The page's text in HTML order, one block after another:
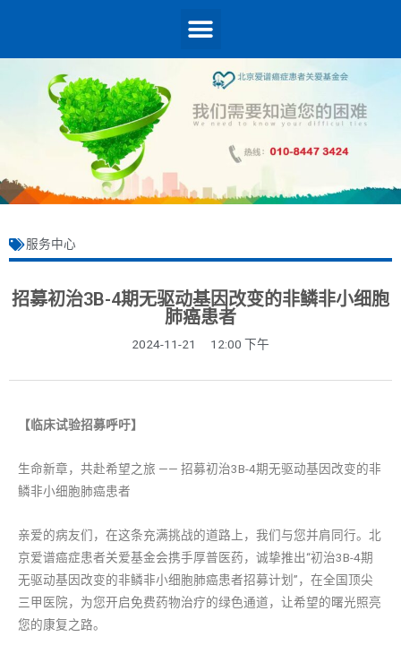
服务中心
招募初治3B-4期无驱动基因改变的非鳞非小细胞
肺癌患者
2024-11-21 12:00 下午
【临床试验招募呼吁】
生命新章，共赴希望之旅 —— 招募初治3B-4期无驱动基因改变的非
鳞非小细胞肺癌患者
亲爱的病友们，在这条充满挑战的道路上，我们与您并肩同行。北
京爱谱癌症患者关爱基金会携手厚普医药，诚挚推出“初治3B-4期
无驱动基因改变的非鳞非小细胞肺癌患者招募计划”，在全国顶尖
三甲医院，为您开启免费药物治疗的绿色通道，让希望的曙光照亮
您的康复之路。